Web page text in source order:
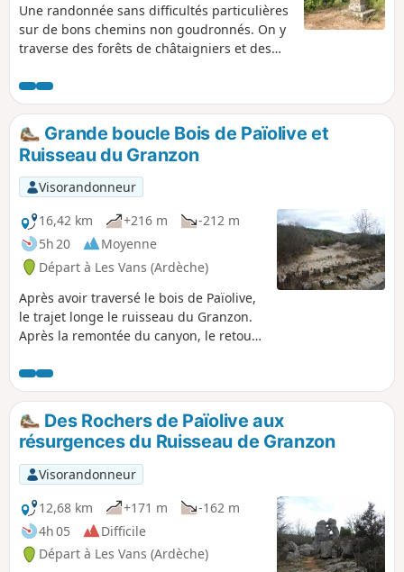
Une randonnée sans difficultés particulières
sur de bons chemins non goudronnés. On y
traverse des forêts de châtaigniers et des
splendides panoramas. Ici et là, quelques
traces d'anciennes activités rappellent au
randonneur que cette montagne,
aujourd'hui inhabitée, a été le refuge de
nombreuses personnes par le passé.
Grande boucle Bois de Païolive et
Ruisseau du Granzon
Visorandonneur
16,42 km
+216 m
-212 m
5h 20
Moyenne
Départ à Les Vans (Ardèche)
Après avoir traversé le bois de Païolive,
le trajet longe le ruisseau du Granzon.
Après la remontée du canyon, le retour
des paysages enchanteurs. L'utilisation
du GPS et de l'application Visorando
peut s'avérer nécessaire.
Des Rochers de Païolive aux
résurgences du Ruisseau de Granzon
Visorandonneur
12,68 km
+171 m
-162 m
4h 05
Difficile
Départ à Les Vans (Ardèche)